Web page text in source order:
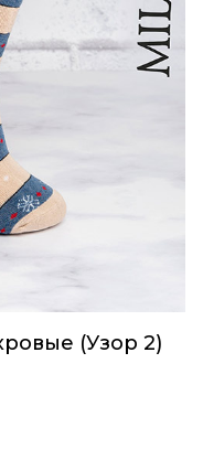
(Узор 2)